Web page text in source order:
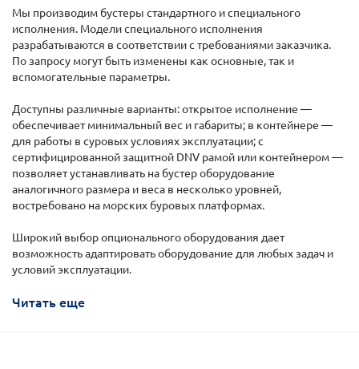
Мы производим бустеры стандартного и специального
исполнения. Модели специального исполнения
разрабатываются в соответствии с требованиями заказчика.
По запросу могут быть изменены как основные, так и
вспомогательные параметры.
Доступны различные варианты: открытое исполнение —
обеспечивает минимальный вес и габариты; в контейнере —
для работы в суровых условиях эксплуатации; с
сертифицированной защитной DNV рамой или контейнером —
позволяет устанавливать на бустер оборудование
аналогичного размера и веса в несколько уровней,
востребовано на морских буровых платформах.
Широкий выбор опционального оборудования дает
возможность адаптировать оборудование для любых задач и
условий эксплуатации.
Читать еще